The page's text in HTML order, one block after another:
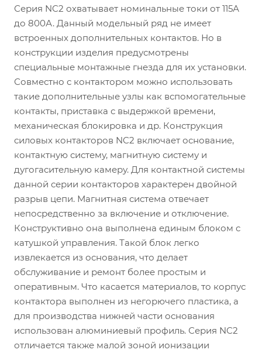
Серия NC2 охватывает номинальные токи от 115А
до 800А. Данный модельный ряд не имеет
встроенных дополнительных контактов. Но в
конструкции изделия предусмотрены
специальные монтажные гнезда для их установки.
Совместно с контактором можно использовать
такие дополнительные узлы как вспомогательные
контакты, приставка с выдержкой времени,
механическая блокировка и др. Конструкция
силовых контакторов NC2 включает основание,
контактную систему, магнитную систему и
дугогасительную камеру. Для контактной системы
данной серии контакторов характерен двойной
разрыв цепи. Магнитная система отвечает
непосредственно за включение и отключение.
Конструктивно она выполнена единым блоком с
катушкой управления. Такой блок легко
извлекается из основания, что делает
обслуживание и ремонт более простым и
оперативным. Что касается материалов, то корпус
контактора выполнен из негорючего пластика, а
для производства нижней части основания
использован алюминиевый профиль. Серия NC2
отличается также малой зоной ионизации